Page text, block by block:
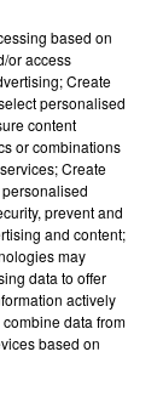
based on
or access
Create
personalised
content
or combinations
Create
prevent and
and content;
may
data to offer
actively
data from
based on